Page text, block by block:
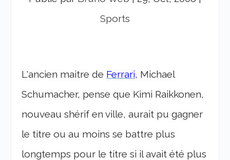
Sports
L'ancien maitre de Ferrari, Michael
Schumacher, pense que Kimi Raikkonen,
nouveau shérif en ville, aurait pu gagner
le titre ou au moins se battre plus
longtemps pour le titre si il avait été plus